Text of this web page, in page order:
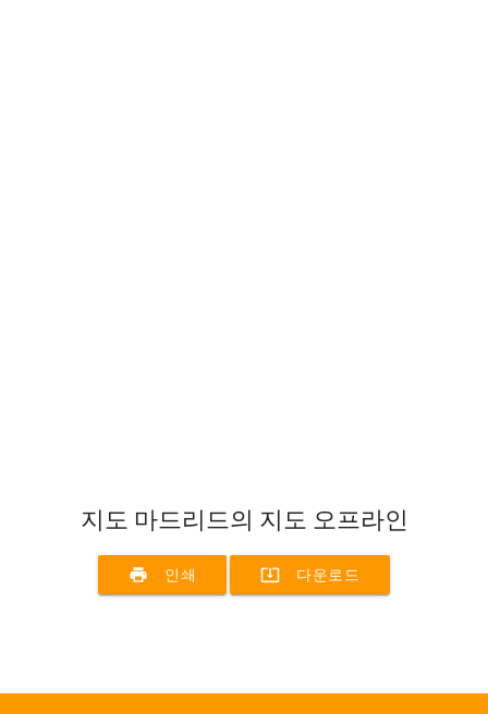
지도 마드리드의 지도 오프라인
print 인쇄 system_update_alt 다운로드